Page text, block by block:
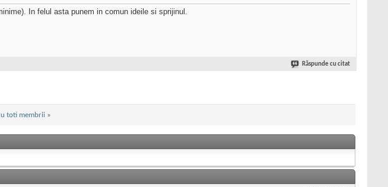
In felul asta punem in comun ideile si sprijinul.
Răspunde cu citat
toti membrii »